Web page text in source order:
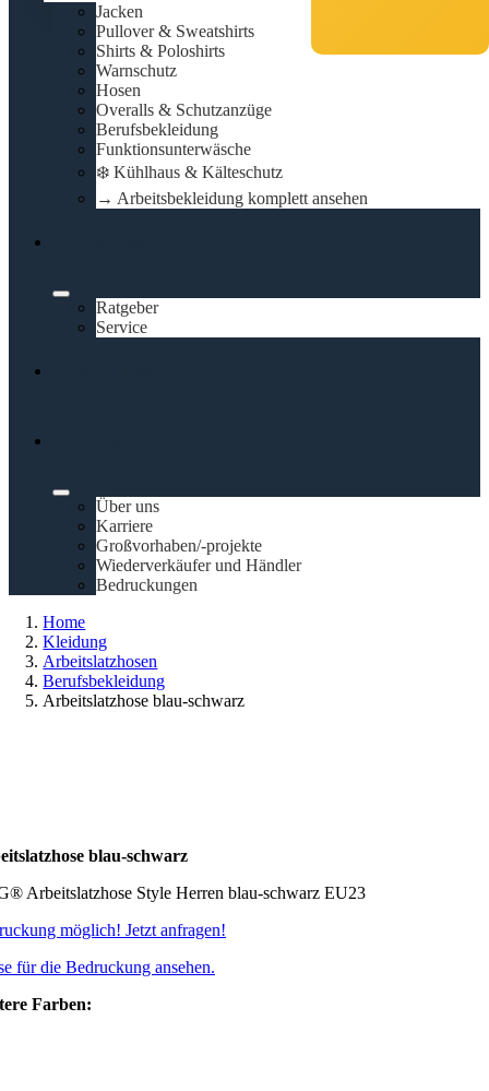
Jacken
Pullover & Sweatshirts
Shirts & Poloshirts
Warnschutz
Hosen
Overalls & Schutzanzüge
Berufsbekleidung
Funktionsunterwäsche
❄️ Kühlhaus & Kälteschutz
→ Arbeitsbekleidung komplett ansehen
Ratgeber
Service
Über uns
Karriere
Großvorhaben/-projekte
Wiederverkäufer und Händler
Bedruckungen
Home
Kleidung
Arbeitslatzhosen
Berufsbekleidung
Arbeitslatzhose blau-schwarz
blau-schwarz
Arbeitslatzhose Style Herren blau-schwarz EU23
möglich! Jetzt anfragen!
für die Bedruckung ansehen.
Farben: